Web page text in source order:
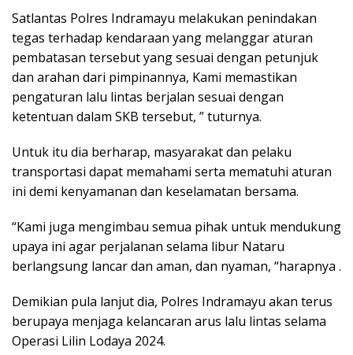
Satlantas Polres Indramayu melakukan penindakan
tegas terhadap kendaraan yang melanggar aturan
pembatasan tersebut yang sesuai dengan petunjuk
dan arahan dari pimpinannya, Kami memastikan
pengaturan lalu lintas berjalan sesuai dengan
ketentuan dalam SKB tersebut, ” tuturnya.
Untuk itu dia berharap, masyarakat dan pelaku
transportasi dapat memahami serta mematuhi aturan
ini demi kenyamanan dan keselamatan bersama.
“Kami juga mengimbau semua pihak untuk mendukung
upaya ini agar perjalanan selama libur Nataru
berlangsung lancar dan aman, dan nyaman, “harapnya .
Demikian pula lanjut dia, Polres Indramayu akan terus
berupaya menjaga kelancaran arus lalu lintas selama
Operasi Lilin Lodaya 2024.